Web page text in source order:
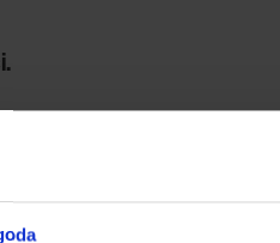
że mimo wszystko jego
na znalezienie elementów, które
? Jaki rodzaj biurka spełni moje
odpowiedzieć: tak!